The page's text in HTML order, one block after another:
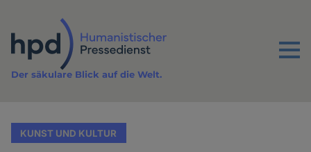
Inhalt
Menu
Der säkulare Blick auf die Welt.
KUNST UND KULTUR